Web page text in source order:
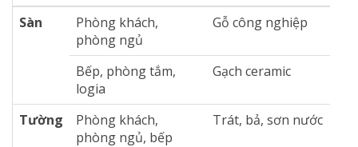
Sàn
Phòng khách,
phòng ngủ
Gỗ công nghiệp
Bếp, phòng tắm,
logia
Gạch ceramic
Tường
Phòng khách,
phòng ngủ, bếp
Trát, bả, sơn nước